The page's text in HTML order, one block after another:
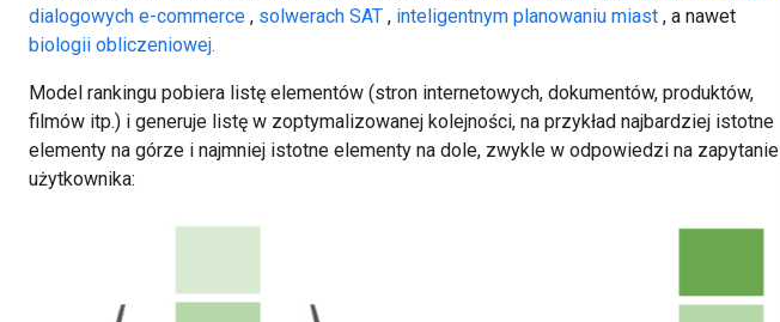
dialogowych e-commerce , solwerach SAT , inteligentnym planowaniu miast , a nawet
biologii obliczeniowej.
Model rankingu pobiera listę elementów (stron internetowych, dokumentów, produktów,
filmów itp.) i generuje listę w zoptymalizowanej kolejności, na przykład najbardziej istotne
elementy na górze i najmniej istotne elementy na dole, zwykle w odpowiedzi na zapytanie
użytkownika: